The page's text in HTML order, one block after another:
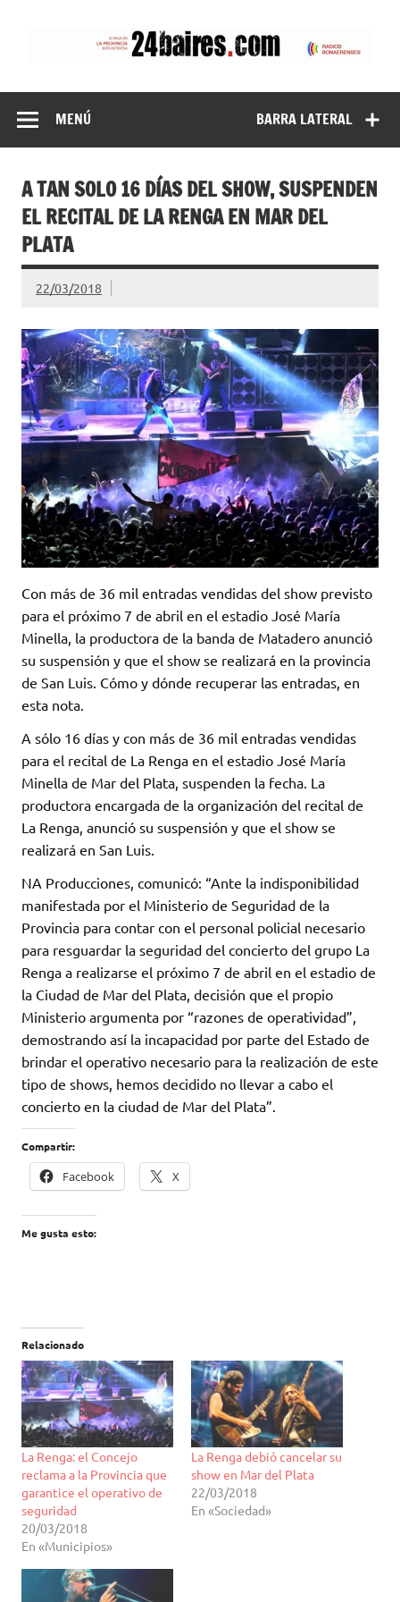
BARRA LATERAL
MENÚ
A TAN SOLO 16 DÍAS DEL SHOW, SUSPENDEN
EL RECITAL DE LA RENGA EN MAR DEL
PLATA
22/03/2018
Con más de 36 mil entradas vendidas del show previsto
para el próximo 7 de abril en el estadio José María
Minella, la productora de la banda de Matadero anunció
su suspensión y que el show se realizará en la provincia
de San Luis. Cómo y dónde recuperar las entradas, en
esta nota.
A sólo 16 días y con más de 36 mil entradas vendidas
para el recital de La Renga en el estadio José María
Minella de Mar del Plata, suspenden la fecha. La
productora encargada de la organización del recital de
La Renga, anunció su suspensión y que el show se
realizará en San Luis.
NA Producciones, comunicó: “Ante la indisponibilidad
manifestada por el Ministerio de Seguridad de la
Provincia para contar con el personal policial necesario
para resguardar la seguridad del concierto del grupo La
Renga a realizarse el próximo 7 de abril en el estadio de
la Ciudad de Mar del Plata, decisión que el propio
Ministerio argumenta por “razones de operatividad”,
demostrando así la incapacidad por parte del Estado de
brindar el operativo necesario para la realización de este
tipo de shows, hemos decidido no llevar a cabo el
concierto en la ciudad de Mar del Plata”.
Compartir:
Facebook X
Me gusta esto:
Relacionado
La Renga: el Concejo
reclama a la Provincia que
garantice el operativo de
seguridad
20/03/2018
En «Municipios»
La Renga debió cancelar su
show en Mar del Plata
22/03/2018
En «Sociedad»